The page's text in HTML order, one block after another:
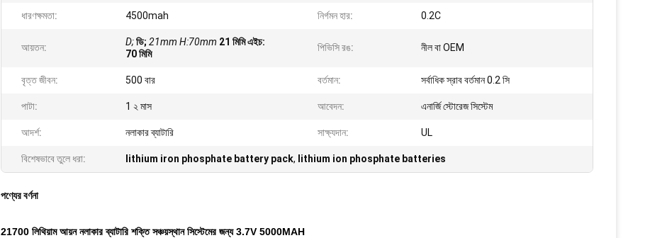
ধারণক্ষমতা: 4500mah নির্গমন হার: 0.2C
আয়তন: D;ডি; 21mm H:70mm 21 মিমি এইচ:
70 মিমি
পিভিসি রঙ: নীল বা OEM
বৃত্ত জীবন: 500 বার বর্তমান: সর্বাধিক স্রাব বর্তমান 0.2 সি
পাটা: 1 ২ মাস আবেদন: এনার্জি স্টোরেজ সিস্টেম
আদর্শ: নলাকার ব্যাটারি সাক্ষ্যদান: UL
বিশেষভাবে তুলে ধরা: lithium iron phosphate battery pack, lithium ion phosphate batteries
পণ্যের বর্ণনা
21700 লিথিয়াম আয়ন নলাকার ব্যাটারি শক্তি সঞ্চয়স্থান সিস্টেমের জন্য 3.7V 5000MAH